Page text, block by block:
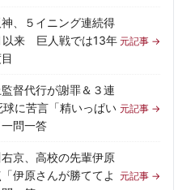
神、５イニング連続得
以来 巨人戦では13年 元記事 →
監督代行が謝罪＆３連
に苦言「精いっぱい
問一答
元記事 →
右京、高校の先輩伊原
伊原さんが勝ててよ 元記事 →